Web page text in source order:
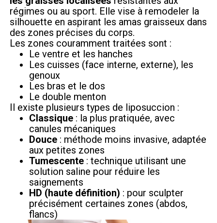
régimes ou au sport. Elle vise à remodeler la
silhouette en aspirant les amas graisseux dans
des zones précises du corps.
Les zones couramment traitées sont :
Le ventre et les hanches
Les cuisses (face interne, externe), les
genoux
Les bras et le dos
Le double menton
Il existe plusieurs types de liposuccion :
Classique : la plus pratiquée, avec
canules mécaniques
Douce : méthode moins invasive, adaptée
aux petites zones
Tumescente : technique utilisant une
solution saline pour réduire les
saignements
HD (haute définition) : pour sculpter
précisément certaines zones (abdos,
flancs)